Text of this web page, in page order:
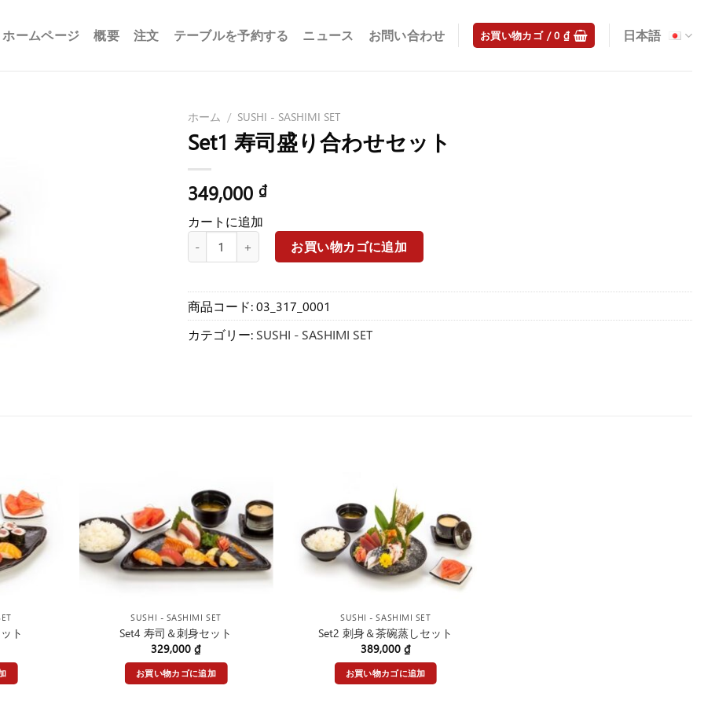
ホームページ 概要 注文 テーブルを予約する ニュース お問い合わせ お買い物カゴ /0₫ 日本語
ホーム / SUSHI - SASHIMI SET
Set1 寿司盛り合わせセット
349,000 ₫
カートに追加
Set1 寿司盛り合わせセット個お買い物カゴに追加
商品コード:03_317_0001
カテゴリー: SUSHI - SASHIMI SET
ト
SUSHI - SASHIMI SET
Set4 寿司＆刺身セット
329,000₫
お買い物カゴに追加
SUSHI - SASHIMI SET
Set2 刺身＆茶碗蒸しセット
389,000₫
お買い物カゴに追加